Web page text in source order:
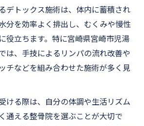
デトックス施術は、体内に蓄積され
分を効率よく排出し、むくみや慢性
役立ちます。特に宮崎県宮崎市児湯
は、手技によるリンパの流れ改善や
チなどを組み合わせた施術が多く見
ける際は、自分の体調や生活リズム
通える整骨院を選ぶことが大切で